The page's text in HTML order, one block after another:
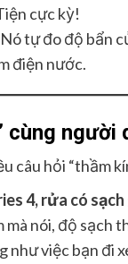
cực kỳ!
tự đo độ bẩn
điện nước.
cùng người
câu hỏi “thầm
4, rửa có
mà nói, độ sạch
như việc bạn đi